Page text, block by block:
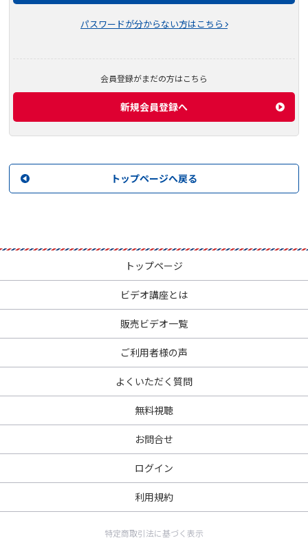
パスワードが分からない方はこちら
会員登録がまだの方はこちら
新規会員登録へ
トップページへ戻る
トップページ
ビデオ講座とは
販売ビデオ一覧
ご利用者様の声
よくいただく質問
無料視聴
お問合せ
ログイン
利用規約
特定商取引法に基づく表示